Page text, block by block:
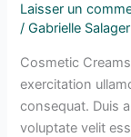
Laisser un
/Gabrielle Salager
Cosmetic
exercitation
consequat. Duis
voluptate velit
is
organic,
it
surely
good